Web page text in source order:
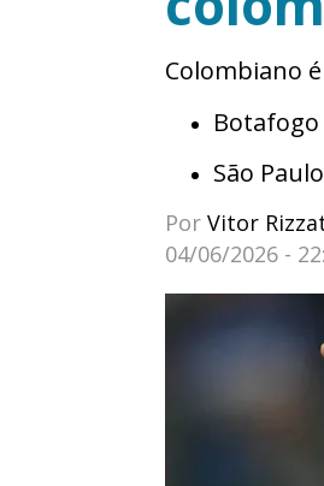
Colombiano
São
Por Vitor
04/06/2026 -